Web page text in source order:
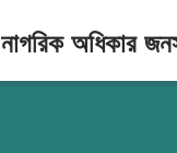
নাগরিক অধিকার